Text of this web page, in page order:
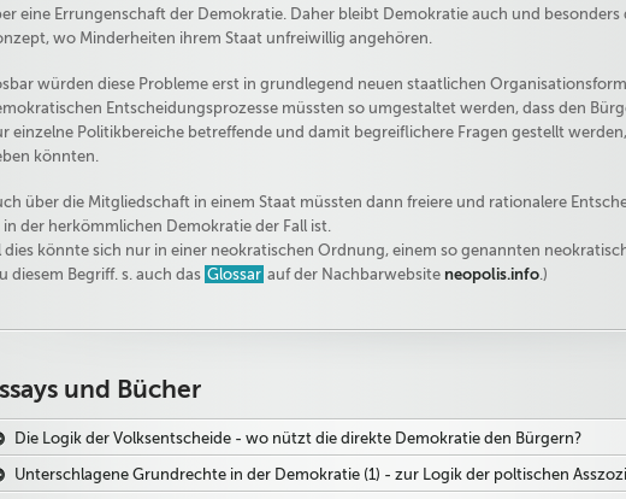
eine Errungenschaft der Demokratie. Daher bleibt Demokratie auch und
wo Minderheiten ihrem Staat unfreiwillig angehören.
würden diese Probleme erst in grundlegend neuen staatlichen
Entscheidungsprozesse müssten so umgestaltet werden, dass den
einzelne Politikbereiche betreffende und damit begreiflichere Fragen gestellt
könnten.
über die Mitgliedschaft in einem Staat müssten dann freiere und rationalere
in der herkömmlichen Demokratie der Fall ist.
dies könnte sich nur in einer neokratischen Ordnung, einem so genannten
diesem Begriff. s. auch das Glossar auf der Nachbarwebsite neopolis.info.)
und Bücher
Die Logik der Volksentscheide - wo nützt die direkte Demokratie den Bürgern?
Unterschlagene Grundrechte in der Demokratie (1) - zur Logik der poltischen